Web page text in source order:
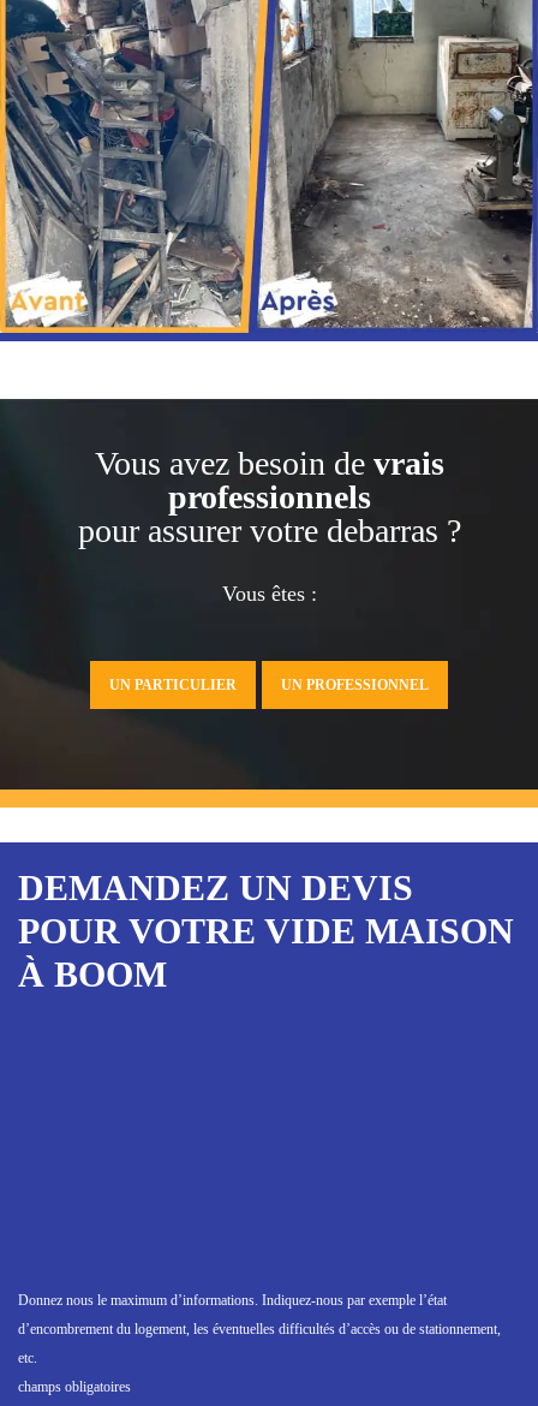
Vous avez besoin de vrais
professionnels
pour assurer votre debarras ?
Vous êtes :
UN PARTICULIER UN PROFESSIONNEL
DEMANDEZ UN DEVIS
POUR VOTRE VIDE MAISON
À BOOM
Donnez nous le maximum d’informations. Indiquez-nous par exemple l’état
d’encombrement du logement, les éventuelles difficultés d’accès ou de stationnement,
etc.
champs obligatoires